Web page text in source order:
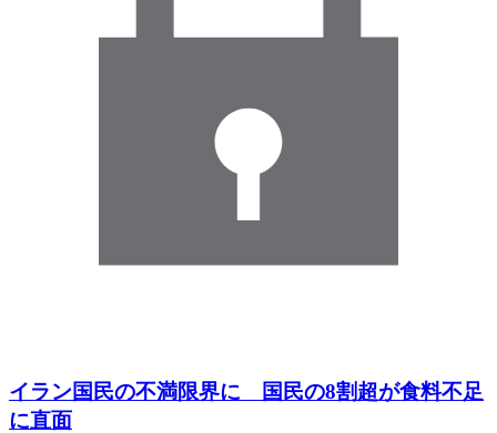
イラン国民の不満限界に 国民の8割超が食料不足
に直面